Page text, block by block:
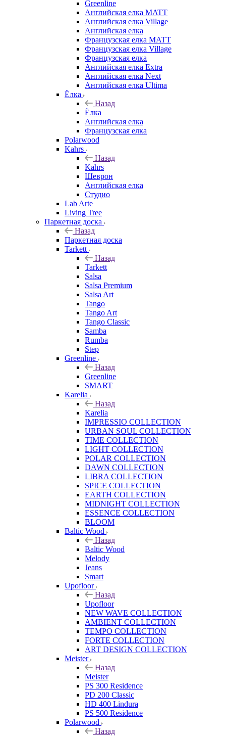
Greenline
Английская елка MATT
Английская елка Village
Английская елка
Французская елка MATT
Французская елка Village
Французская елка
Английская елка Extra
Английская елка Next
Английская елка Ultima
Ёлка
Назад
Ёлка
Английская елка
Французская елка
Polarwood
Kahrs
Назад
Kahrs
Шеврон
Английская елка
Студио
Lab Arte
Living Tree
Паркетная доска
Назад
Паркетная доска
Tarkett
Назад
Tarkett
Salsa
Salsa Premium
Salsa Art
Tango
Tango Art
Tango Classic
Samba
Rumba
Step
Greenline
Назад
Greenline
SMART
Karelia
Назад
Karelia
IMPRESSIO COLLECTION
URBAN SOUL COLLECTION
TIME COLLECTION
LIGHT COLLECTION
POLAR COLLECTION
DAWN COLLECTION
LIBRA COLLECTION
SPICE COLLECTION
EARTH COLLECTION
MIDNIGHT COLLECTION
ESSENCE COLLECTION
BLOOM
Baltic Wood
Назад
Baltic Wood
Melody
Jeans
Smart
Upofloor
Назад
Upofloor
NEW WAVE COLLECTION
AMBIENT COLLECTION
TEMPO COLLECTION
FORTE COLLECTION
ART DESIGN COLLECTION
Meister
Назад
Meister
PS 300 Residence
PD 200 Classic
HD 400 Lindura
PS 500 Residence
Polarwood
Назад